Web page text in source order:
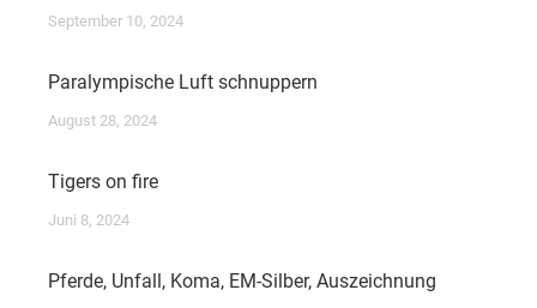
September 10, 2024
Paralympische Luft schnuppern
August 28, 2024
Tigers on fire
Juni 8, 2024
Pferde, Unfall, Koma, EM-Silber, Auszeichnung